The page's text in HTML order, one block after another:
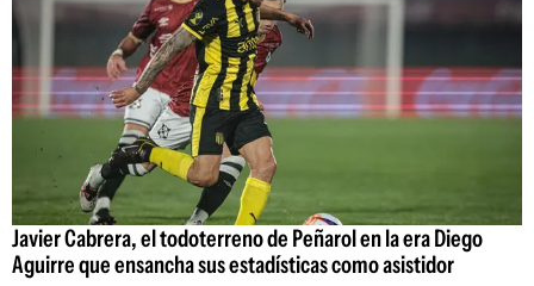
Javier Cabrera, el todoterreno de Peñarol en la era Diego
Aguirre que ensancha sus estadísticas como asistidor